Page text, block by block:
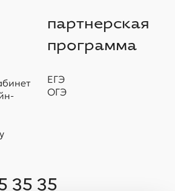
партнерская
программа
ЕГЭ
ОГЭ
35 35